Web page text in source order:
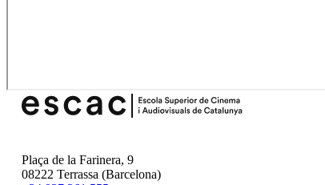
Plaça de la Farinera, 9
08222 Terrassa (Barcelona)